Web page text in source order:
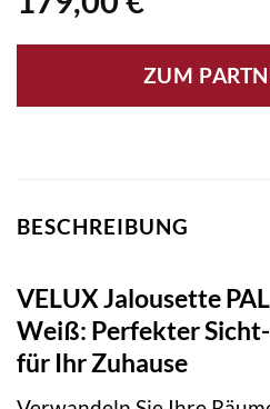
ZUM
BESCHREIBUNG
VELUX Jalousette
Weiß: Perfekter
für Ihr Zuhause